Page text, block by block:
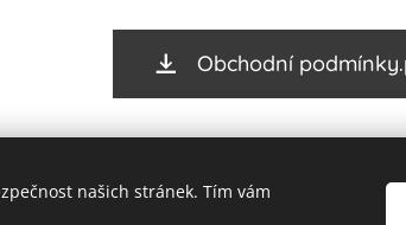
Obchodní
našich stránek. Tím vám